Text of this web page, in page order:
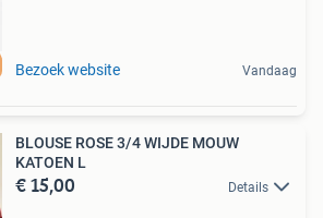
Bezoek website Vandaag
BLOUSE ROSE 3/4 WIJDE MOUW
KATOEN L
€ 15,00 Details